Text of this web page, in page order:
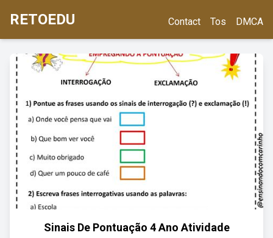
RETOEDU Contact Tos DMCA
Sinais De Pontuação 4 Ano Atividade